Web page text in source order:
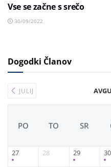
Vse se začne s srečo
30/09/2022
Dogodki Članov
JULIJ
PO TO SR
27 28 29 30